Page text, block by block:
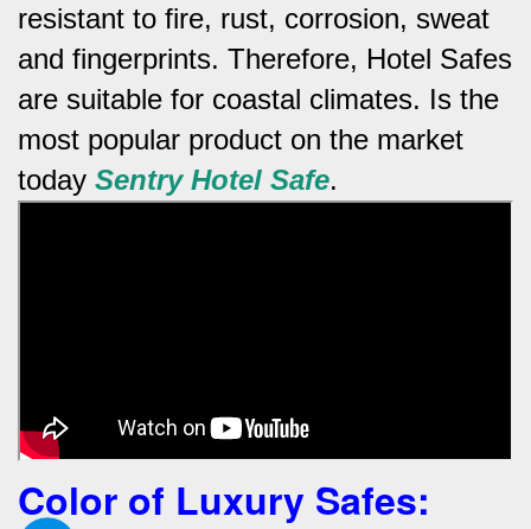
resistant to fire, rust, corrosion, sweat
and fingerprints. Therefore, Hotel Safes
are suitable for coastal climates. Is the
most popular product on the market
today Sentry Hotel Safe.
Color of Luxury Safes: